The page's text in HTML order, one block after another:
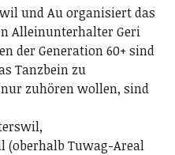
und Au organisiert das
Alleinunterhalter Geri
der Generation 60+ sind
Tanzbein zu
zuhören wollen, sind
(oberhalb Tuwag-Areal